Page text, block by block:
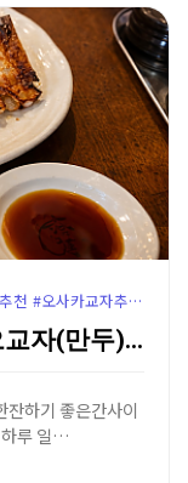
#차오차오교자 #난바 #난바차오차오교자 #교자추천 #오사카교자추천 #교토교자추천
[교토/오사카 맛집] 차오차오교자(만두) - 생맥주를 …
하기 좋은간사이
하루 일…